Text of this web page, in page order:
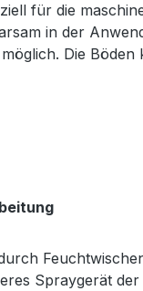
für die
in der
Die
Spraygerät